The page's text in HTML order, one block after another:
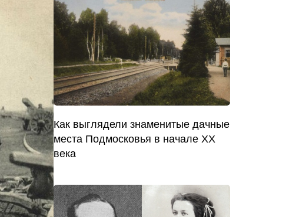
Как выглядели знаменитые дачные
места Подмосковья в начале XX
века